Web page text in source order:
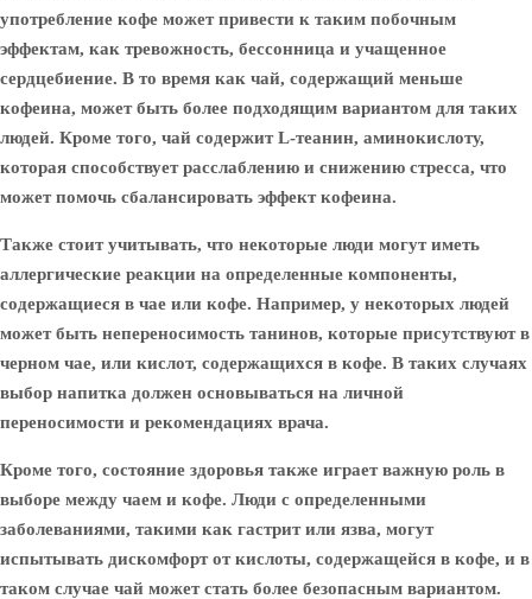
употребление кофе может привести к таким побочным
эффектам, как тревожность, бессонница и учащенное
сердцебиение. В то время как чай, содержащий меньше
кофеина, может быть более подходящим вариантом для таких
людей. Кроме того, чай содержит L-теанин, аминокислоту,
которая способствует расслаблению и снижению стресса, что
может помочь сбалансировать эффект кофеина.
Также стоит учитывать, что некоторые люди могут иметь
аллергические реакции на определенные компоненты,
содержащиеся в чае или кофе. Например, у некоторых людей
может быть непереносимость танинов, которые присутствуют в
черном чае, или кислот, содержащихся в кофе. В таких случаях
выбор напитка должен основываться на личной
переносимости и рекомендациях врача.
Кроме того, состояние здоровья также играет важную роль в
выборе между чаем и кофе. Люди с определенными
заболеваниями, такими как гастрит или язва, могут
испытывать дискомфорт от кислоты, содержащейся в кофе, и в
таком случае чай может стать более безопасным вариантом.